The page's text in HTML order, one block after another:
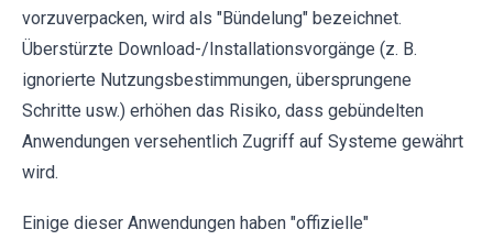
vorzuverpacken, wird als "Bündelung" bezeichnet.
Überstürzte Download-/Installationsvorgänge (z. B.
ignorierte Nutzungsbestimmungen, übersprungene
Schritte usw.) erhöhen das Risiko, dass gebündelten
Anwendungen versehentlich Zugriff auf Systeme gewährt
wird.
Einige dieser Anwendungen haben "offizielle"